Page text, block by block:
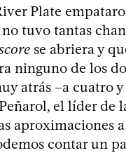
Plate
tuvo tantas
se abriera y
ninguno de los
atrás –a cuatro
el líder de
aproximaciones
contar un